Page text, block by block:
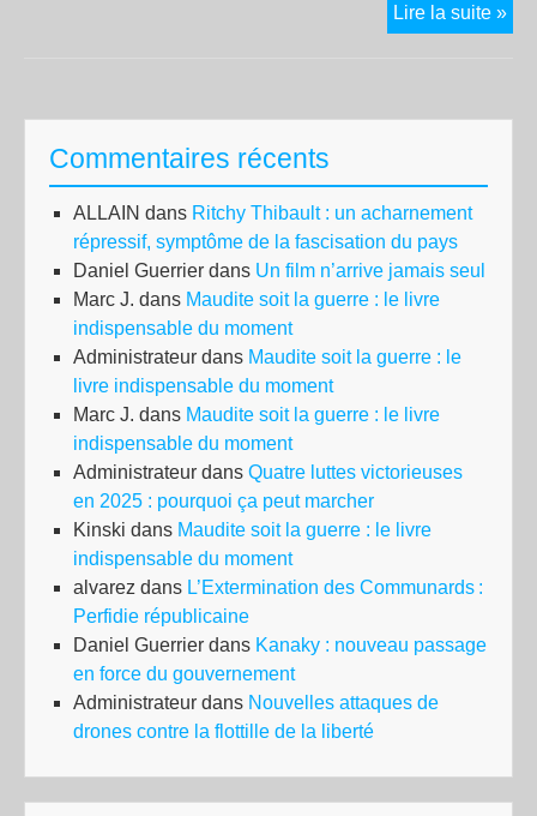
Lire la suite »
Commentaires récents
ALLAIN dans Ritchy Thibault : un acharnement
répressif, symptôme de la fascisation du pays
Daniel Guerrier dans Un film n’arrive jamais seul
Marc J. dans Maudite soit la guerre : le livre
indispensable du moment
Administrateur dans Maudite soit la guerre : le
livre indispensable du moment
Marc J. dans Maudite soit la guerre : le livre
indispensable du moment
Administrateur dans Quatre luttes victorieuses
en 2025 : pourquoi ça peut marcher
Kinski dans Maudite soit la guerre : le livre
indispensable du moment
alvarez dans L’Extermination des Communards :
Perfidie républicaine
Daniel Guerrier dans Kanaky : nouveau passage
en force du gouvernement
Administrateur dans Nouvelles attaques de
drones contre la flottille de la liberté